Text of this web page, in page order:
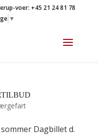
voer: +45 21 24 81 78
▼
Dagbillet d.